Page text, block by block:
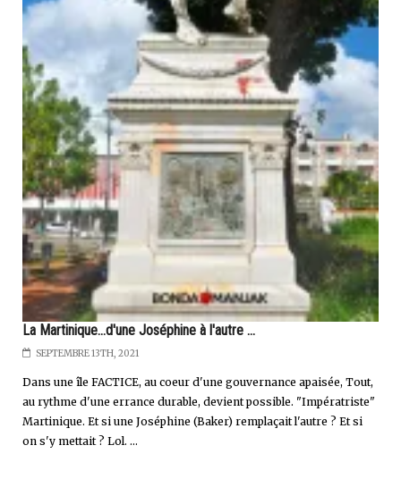
La Martinique...d'une Joséphine à l'autre ...
SEPTEMBRE 13TH, 2021
Dans une île FACTICE, au coeur d'une gouvernance apaisée, Tout,
au rythme d'une errance durable, devient possible. "Impératriste"
Martinique. Et si une Joséphine (Baker) remplaçait l'autre ? Et si
on s'y mettait ? Lol. ...